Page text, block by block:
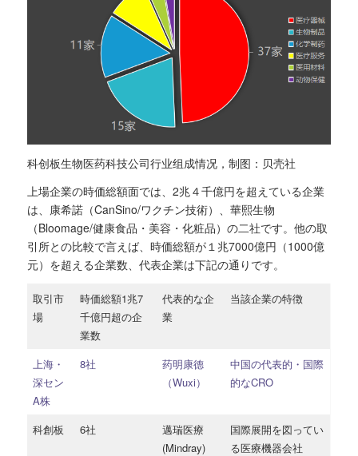
科创板生物医药科技公司行业组成情况，制图：贝壳社
上場企業の時価総額面では、2兆４千億円を超えている企業
は、康希諾（CanSino/ワクチン技術）、華熙生物
（Bloomage/健康食品・美容・化粧品）の二社です。他の取
引所との比較で言えば、時価総額が１兆7000億円（1000億
元）を超える企業数、代表企業は下記の通りです。
取引市
場
時価総額1兆7
千億円超の企
業数
代表的な企
業
当該企業の特徴
上海・
深セン
A株
8社
药明康德
（Wuxi）
中国の代表的・国際
的なCRO
科創板 6社
邁瑞医療
(Mindray)
国際展開を図ってい
る医療機器会社